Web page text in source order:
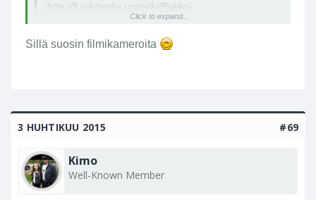
http://fi.wikipedia.org/wiki/Pakko-
oireinen_h%C3%A4iri%C3%B) "myös OCD,
lyhenteenä sanoista obsessive-compulsive
disorder) on psykiatrinen häiriö, joka luokitellaan
Click to expand...
Sillä suosin filmikameroita
3 HUHTIKUU 2015 #69
Kimo
Well-Known Member